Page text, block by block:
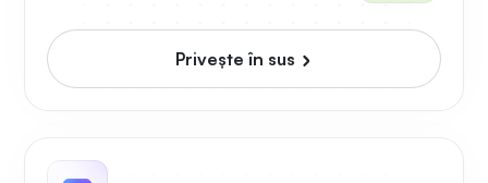
Priveşte în sus